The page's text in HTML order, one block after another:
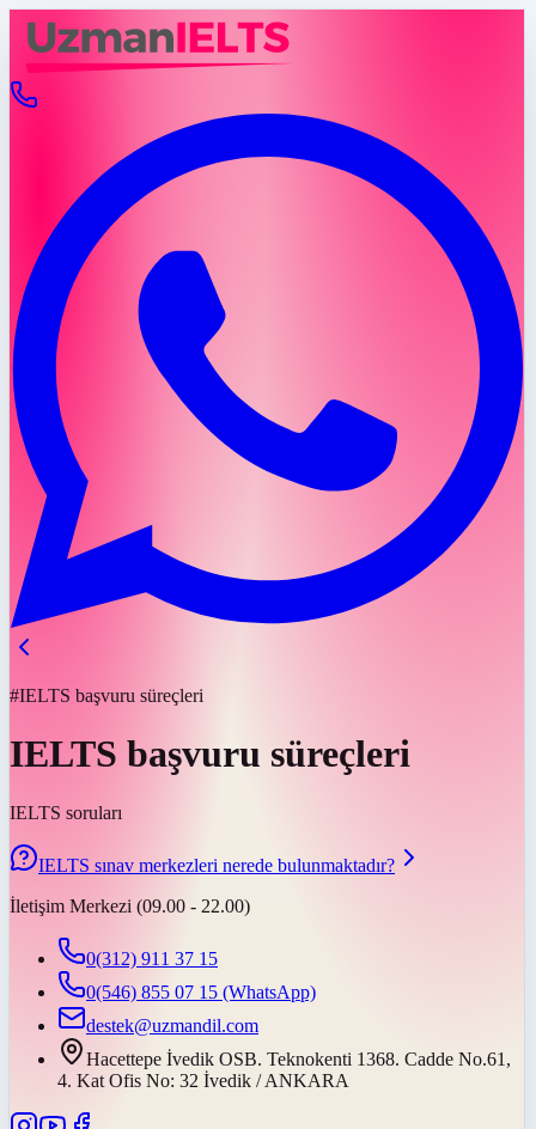
#IELTS başvuru süreçleri
IELTS başvuru süreçleri
IELTS soruları
IELTS sınav merkezleri nerede bulunmaktadır?
İletişim Merkezi (09.00 - 22.00)
0(312) 911 37 15
0(546) 855 07 15 (WhatsApp)
destek@uzmandil.com
Hacettepe İvedik OSB. Teknokenti 1368. Cadde No.61,
4. Kat Ofis No: 32 İvedik / ANKARA